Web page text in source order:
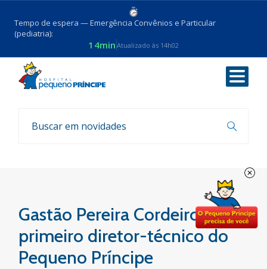
Tempo de espera — Emergência Convênios e Particular
(pediatria):
14min Atualizado às 14h02
Voltar
Sua história, nossa história
Gastão Pereira Cordeiro Filho:
primeiro diretor-técnico do
Pequeno Príncipe